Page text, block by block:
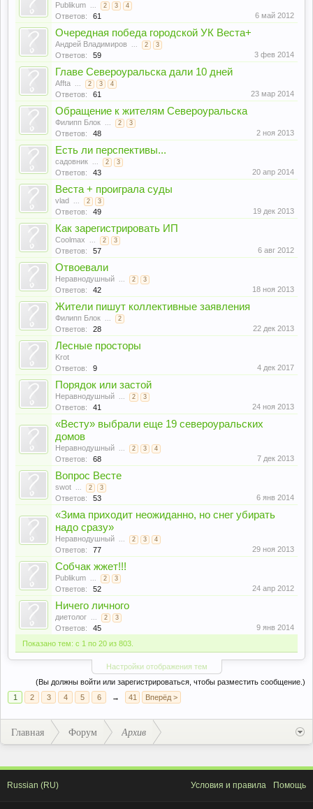
Publikum ... 2 3 4
Ответов: 61 6 май 2012
Очередная победа городской УК Веста+
Андрей Владимиров ... 2 3
Ответов: 59 3 фев 2014
Главе Североуральска дали 10 дней
Affta ... 2 3 4
Ответов: 61 23 мар 2014
Обращение к жителям Североуральска
Филипп Блок ... 2 3
Ответов: 48 2 ноя 2013
Есть ли перспективы...
садовник ... 2 3
Ответов: 43 20 апр 2014
Веста + проиграла суды
vlad ... 2 3
Ответов: 49 19 дек 2013
Как зарегистрировать ИП
Coolmax ... 2 3
Ответов: 57 6 авг 2012
Отвоевали
Неравнодушный ... 2 3
Ответов: 42 18 ноя 2013
Жители пишут коллективные заявления
Филипп Блок ... 2
Ответов: 28 22 дек 2013
Лесные просторы
Krot
Ответов:
9 4 дек 2017
Порядок или застой
Неравнодушный ... 2 3
Ответов: 41 24 ноя 2013
«Весту» выбрали еще 19 североуральских
домов
Неравнодушный ... 2 3 4
Ответов: 68 7 дек 2013
Вопрос Весте
swot ... 2 3
Ответов: 53 6 янв 2014
«Зима приходит неожиданно, но снег убирать
надо сразу»
Неравнодушный ... 2 3 4
Ответов: 77 29 ноя 2013
Собчак жжет!!!
Publikum ... 2 3
Ответов: 52 24 апр 2012
Ничего личного
диетолог ... 2 3
Ответов: 45
9 янв 2014
Показано тем: с 1 по 20 из 803.
Настройки отображения тем
(Вы должны войти или зарегистрироваться, чтобы разместить сообщение.)
1
2 3 4 5 6 → 41 Вперёд >
Главная Форум Архив
Russian (RU) Условия и правила Помощь